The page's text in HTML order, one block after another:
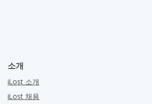
소개
iLost 소개
iLost 채용